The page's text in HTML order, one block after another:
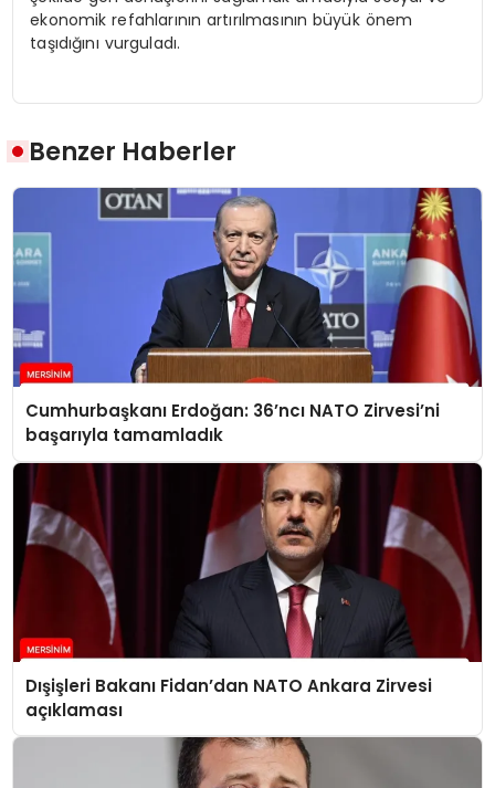
ekonomik refahlarının artırılmasının büyük önem
taşıdığını vurguladı.
Benzer Haberler
Cumhurbaşkanı Erdoğan: 36’ncı NATO Zirvesi’ni
başarıyla tamamladık
Dışişleri Bakanı Fidan’dan NATO Ankara Zirvesi
açıklaması